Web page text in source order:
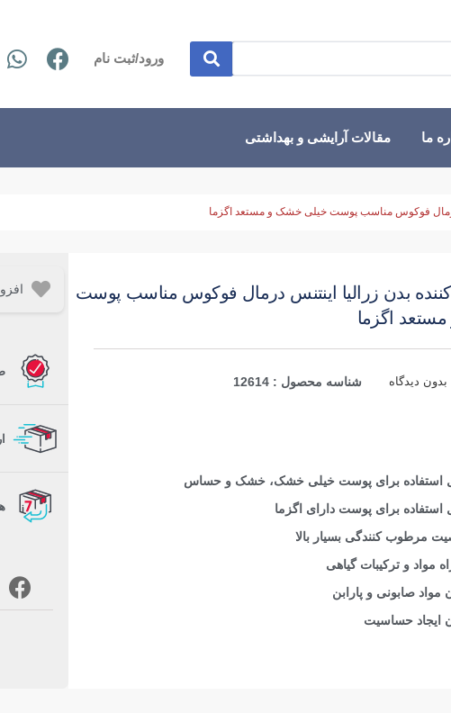
ورود/ثبت نام
ما مقالات آرایشی و بهداشتی
فوکوس مناسب پوست خیلی خشک و مستعد اگزما
بدن زرالیا اینتنس درمال فوکوس مناسب پوست
اگزما
بدون دیدگاه شناسه محصول : 12614
استفاده برای پوست خیلی خشک، خشک و حساس
استفاده برای پوست دارای اگزما
مرطوب کنندگی بسیار بالا
مواد و ترکیبات گیاهی
مواد صابونی و پارابن
ایجاد حساسیت